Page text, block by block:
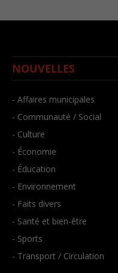
NOUVELLES
- Affaires municipales
- Communauté / Social
- Culture
- Économie
- Éducation
- Environnement
- Faits divers
- Santé et bien-être
- Sports
- Transport / Circulation